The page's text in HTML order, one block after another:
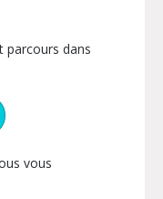
parcours dans
vous